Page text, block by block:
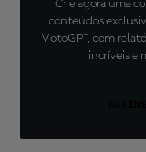
Crie agora uma
conteúdos
MotoGP™, com
incríveis e